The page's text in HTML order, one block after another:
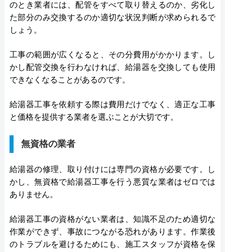
のとき業者には、配管をすべて取り替えるのか、劣化し
た部分のみ交換するのか適切な状況判断が求められるで
しょう。
工事の範囲が広くなると、その分費用がかかります。し
かし配管交換を行わなければ、給湯器を交換しても使用
できなくなることがあるのです。
給湯器工事を依頼する際は費用だけでなく、適正な工事
と価格を提供する業者を選ぶことが大切です。
無資格の業者
給湯器の修理、取り付けには専門の資格が必要です。し
かし、無資格で給湯器工事を行う悪質な業者はゼロでは
ありません。
給湯器工事の資格がない業者は、知識不足のため適切な
作業ができず、事故につながる恐れがあります。作業後
のトラブルを避けるためにも、施工スタッフが資格を保